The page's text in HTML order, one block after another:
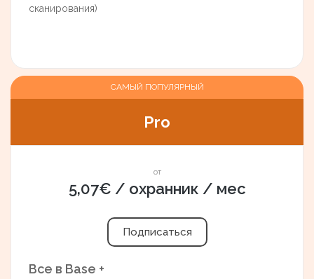
сканирования)
САМЫЙ ПОПУЛЯРНЫЙ
Pro
от
5,07€ / охранник / мес
Подписаться
Все в Base +